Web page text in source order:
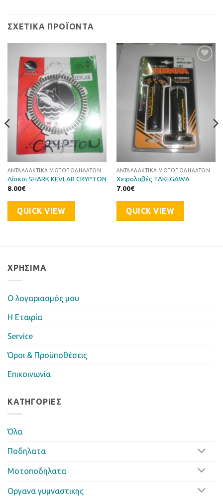
ΣΧΕΤΙΚΆ ΠΡΟΪΌΝΤΑ
Προσθήκη
στη Λίστα
Επιθυμιών
ΑΝΤΑΛΛΑΚΤΙΚΆ ΜΟΤΟΠΟΔΗΛΆΤΩΝ
Δίσκοι SHARK KEVLAR CRYPTON
8.00€
QUICK VIEW
Προσθήκη
στη Λίστα
Επιθυμιών
ΑΝΤΑΛΛΑΚΤΙΚΆ ΜΟΤΟΠΟΔΗΛΆΤΩΝ
Χειρολαβές TAKEGAWA
7.00€
QUICK VIEW
ΧΡΉΣΙΜΑ
Ο λογαριασμός μου
Η Eταιρία
Service
Όροι & Προϋποθέσεις
Επικοινωνία
ΚΑΤΗΓΟΡΊΕΣ
Όλα
Ποδηλατα
Μοτοποδηλατα
Οργανα γυμναστικης